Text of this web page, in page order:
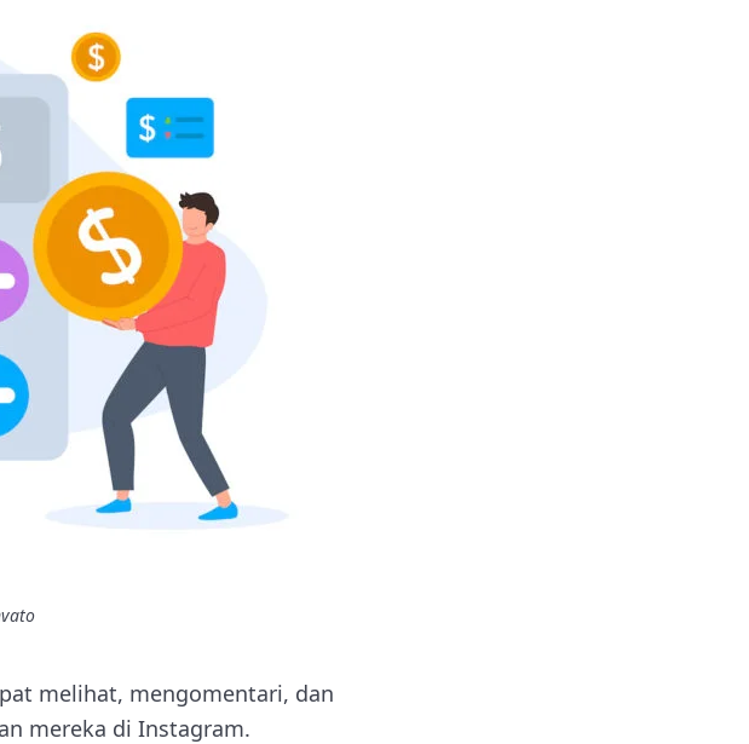
melihat, mengomentari, dan
mereka di Instagram.